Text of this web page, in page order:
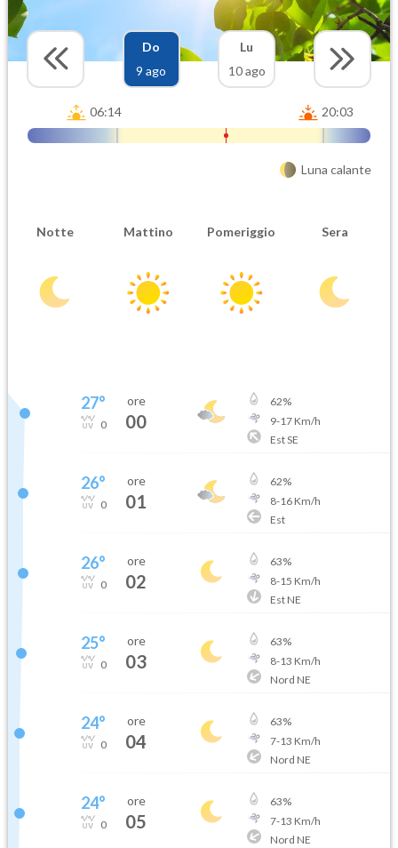
Do
9 ago
Lu
10 ago
06:14 20:03
Luna calante
Notte Mattino Pomeriggio Sera
27°
0
ore
00
62%
9-17Km/h
Est SE
26°
0
ore
01
62%
8-16Km/h
Est
26°
0
ore
02
63%
8-15 Km/h
Est NE
25°
0
ore
03
63%
8-13 Km/h
Nord NE
24°
0
ore
04
63%
7-13 Km/h
Nord NE
24°
0
ore
05
63%
7-13 Km/h
Nord NE